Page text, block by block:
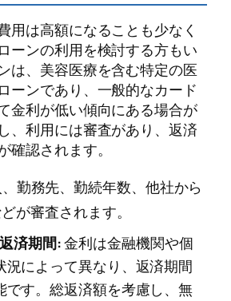
用は高額になることも少なく
ーンの利用を検討する方もい
は、美容医療を含む特定の医
ーンであり、一般的なカード
金利が低い傾向にある場合が
、利用には審査があり、返済
確認されます。
勤務先、勤続年数、他社から
が審査されます。
済期間:金利は金融機関や個
況によって異なり、返済期間
です。総返済額を考慮し、無